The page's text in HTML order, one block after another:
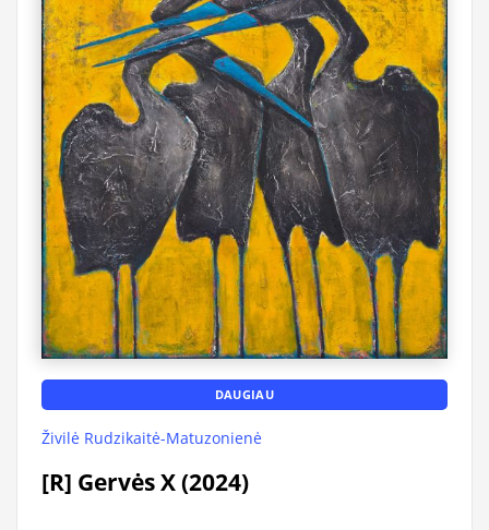
DAUGIAU
Živilė Rudzikaitė-Matuzonienė
[R] Gervės X (2024)